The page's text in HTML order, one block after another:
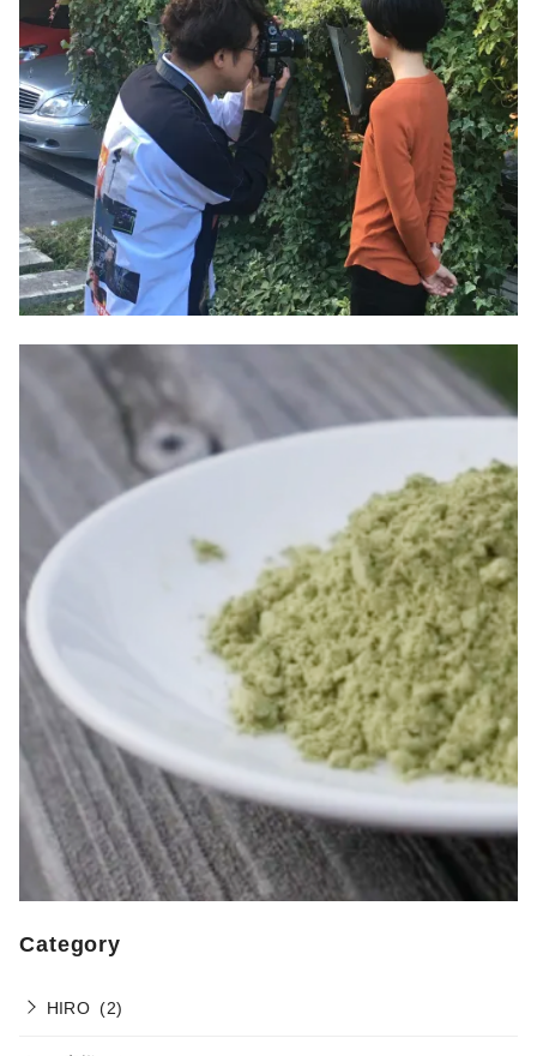
Category
HIRO (2)